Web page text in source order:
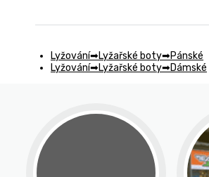
Lyžování Lyžařské boty
Pánské
Lyžování
Lyžařské boty Dámské